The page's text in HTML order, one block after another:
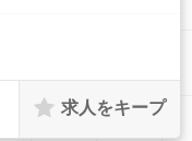
求人をキープ